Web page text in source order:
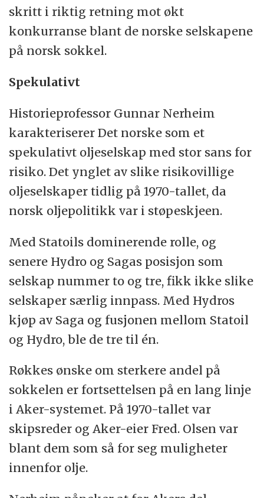
skritt i riktig retning mot økt
konkurranse blant de norske selskapene
på norsk sokkel.
Spekulativt
Historieprofessor Gunnar Nerheim
karakteriserer Det norske som et
spekulativt oljeselskap med stor sans for
risiko. Det ynglet av slike risikovillige
oljeselskaper tidlig på 1970-tallet, da
norsk oljepolitikk var i støpeskjeen.
Med Statoils dominerende rolle, og
senere Hydro og Sagas posisjon som
selskap nummer to og tre, fikk ikke slike
selskaper særlig innpass. Med Hydros
kjøp av Saga og fusjonen mellom Statoil
og Hydro, ble de tre til én.
Røkkes ønske om sterkere andel på
sokkelen er fortsettelsen på en lang linje
i Aker-systemet. På 1970-tallet var
skipsreder og Aker-eier Fred. Olsen var
blant dem som så for seg muligheter
innenfor olje.